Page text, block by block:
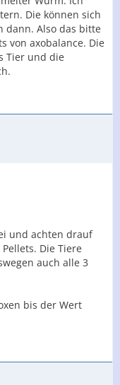
Die können sich
dann. Also das bitte
von axobalance. Die
Tier und die
und achten drauf
Die Tiere
auch alle 3
bis der Wert